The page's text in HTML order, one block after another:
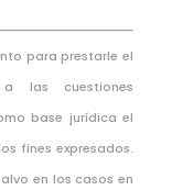
para prestarle el
las cuestiones
base jurídica el
fines expresados.
en los casos en